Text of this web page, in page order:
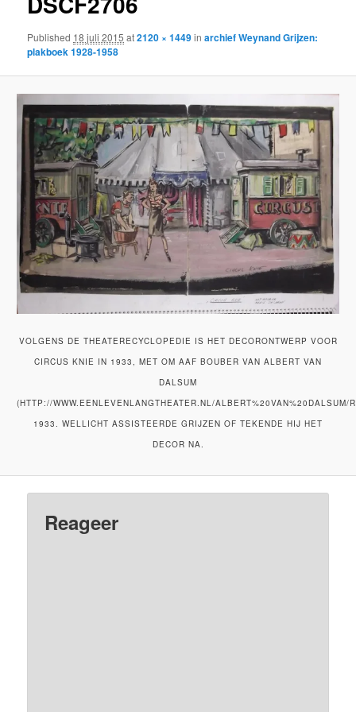
Published 18 juli 2015 at2120 × 1449inarchief Weynand Grijzen:
plakboek 1928-1958
VOLGENS DE THEATERECYCLOPEDIE IS HET DECORONTWERP VOOR
CIRCUS KNIE IN 1933, MET OM AAF BOUBER VAN ALBERT VAN
DALSUM
(HTTP://WWW.EENLEVENLANGTHEATER.NL/
1933. WELLICHT ASSISTEERDE GRIJZEN OF TEKENDE HIJ HET
DECOR NA.
Reageer